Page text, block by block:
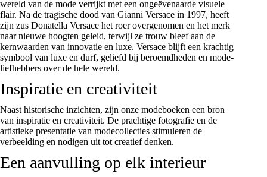
wereld van de mode verrijkt met een ongeëvenaarde visuele
flair. Na de tragische dood van Gianni Versace in 1997, heeft
zijn zus Donatella Versace het roer overgenomen en het merk
naar nieuwe hoogten geleid, terwijl ze trouw bleef aan de
kernwaarden van innovatie en luxe. Versace blijft een krachtig
symbool van luxe en durf, geliefd bij beroemdheden en mode-
liefhebbers over de hele wereld.
Inspiratie en creativiteit
Naast historische inzichten, zijn onze modeboeken een bron
van inspiratie en creativiteit. De prachtige fotografie en de
artistieke presentatie van modecollecties stimuleren de
verbeelding en nodigen uit tot creatief denken.
Een aanvulling op elk interieur